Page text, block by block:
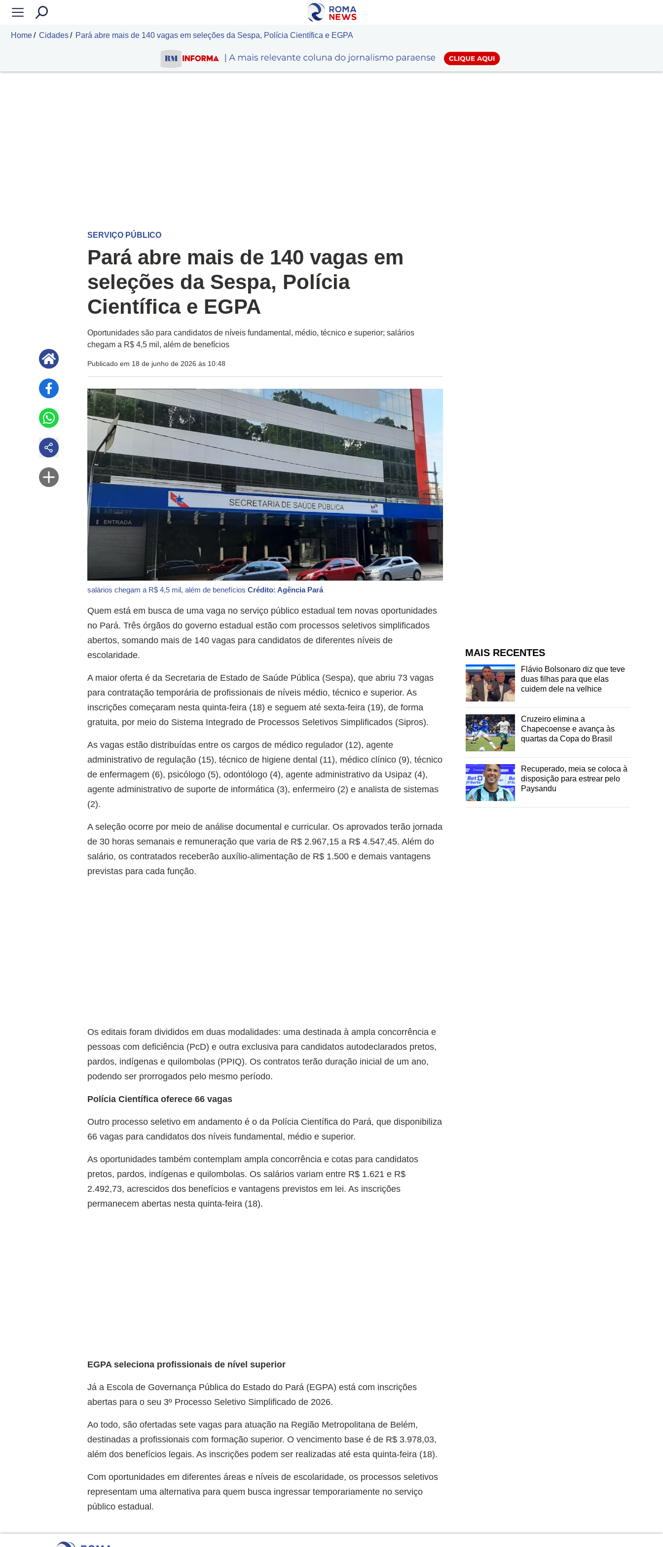
Home Cidades Pará abre mais de 140 vagas em seleções da Sespa, Polícia Científica e EGPA
SERVIÇO PÚBLICO
Pará abre mais de 140 vagas em
seleções da Sespa, Polícia
Científica e EGPA
Oportunidades são para candidatos de níveis fundamental, médio, técnico e superior; salários
chegam a R$ 4,5 mil, além de benefícios
Publicado em 18 de junho de 2026 às 10:48
salários chegam a R$ 4,5 mil, além de benefíciosCrédito: Agência Pará
Quem está em busca de uma vaga no serviço público estadual tem novas oportunidades
no Pará. Três órgãos do governo estadual estão com processos seletivos simplificados
abertos, somando mais de 140 vagas para candidatos de diferentes níveis de
escolaridade.
A maior oferta é da Secretaria de Estado de Saúde Pública (Sespa), que abriu 73 vagas
para contratação temporária de profissionais de níveis médio, técnico e superior. As
inscrições começaram nesta quinta-feira (18) e seguem até sexta-feira (19), de forma
gratuita, por meio do Sistema Integrado de Processos Seletivos Simplificados (Sipros).
As vagas estão distribuídas entre os cargos de médico regulador (12), agente
administrativo de regulação (15), técnico de higiene dental (11), médico clínico (9), técnico
de enfermagem (6), psicólogo (5), odontólogo (4), agente administrativo da Usipaz (4),
agente administrativo de suporte de informática (3), enfermeiro (2) e analista de sistemas
(2).
A seleção ocorre por meio de análise documental e curricular. Os aprovados terão jornada
de 30 horas semanais e remuneração que varia de R$ 2.967,15 a R$ 4.547,45. Além do
salário, os contratados receberão auxílio-alimentação de R$ 1.500 e demais vantagens
previstas para cada função.
Os editais foram divididos em duas modalidades: uma destinada à ampla concorrência e
pessoas com deficiência (PcD) e outra exclusiva para candidatos autodeclarados pretos,
pardos, indígenas e quilombolas (PPIQ). Os contratos terão duração inicial de um ano,
podendo ser prorrogados pelo mesmo período.
Polícia Científica oferece 66 vagas
Outro processo seletivo em andamento é o da Polícia Científica do Pará, que disponibiliza
66 vagas para candidatos dos níveis fundamental, médio e superior.
As oportunidades também contemplam ampla concorrência e cotas para candidatos
pretos, pardos, indígenas e quilombolas. Os salários variam entre R$ 1.621 e R$
2.492,73, acrescidos dos benefícios e vantagens previstos em lei. As inscrições
permanecem abertas nesta quinta-feira (18).
EGPA seleciona profissionais de nível superior
Já a Escola de Governança Pública do Estado do Pará (EGPA) está com inscrições
abertas para o seu 3º Processo Seletivo Simplificado de 2026.
Ao todo, são ofertadas sete vagas para atuação na Região Metropolitana de Belém,
destinadas a profissionais com formação superior. O vencimento base é de R$ 3.978,03,
além dos benefícios legais. As inscrições podem ser realizadas até esta quinta-feira (18).
Com oportunidades em diferentes áreas e níveis de escolaridade, os processos seletivos
representam uma alternativa para quem busca ingressar temporariamente no serviço
público estadual.
MAIS RECENTES
Flávio Bolsonaro diz que teve
duas filhas para que elas
cuidem dele na velhice
Cruzeiro elimina a
Chapecoense e avança às
quartas da Copa do Brasil
Recuperado, meia se coloca à
disposição para estrear pelo
Paysandu